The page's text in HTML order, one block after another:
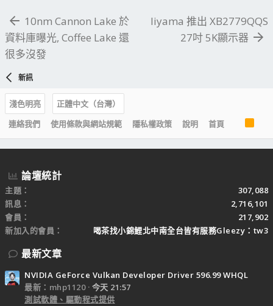
10nm Cannon Lake 於
資料庫曝光, Coffee Lake 還
很多沒發
Iiyama 推出 XB2779QQS
27吋 5K顯示器
新訊
淺色明亮
正體中文（台灣）
連絡我們
使用條款與網站規範 隱私權政策 說明 首頁
R
S
S
論壇統計
主題
307,088
訊息
2,716,101
會員
217,902
新加入的會員
喝茶找小錦鯉北中南全台皆有服務Gleezy：tw3
最新文章
NVIDIA GeForce Vulkan Developer Driver 596.99 WHQL
最新：mhp1120
今天 21:57
測試軟體、驅動程式提供